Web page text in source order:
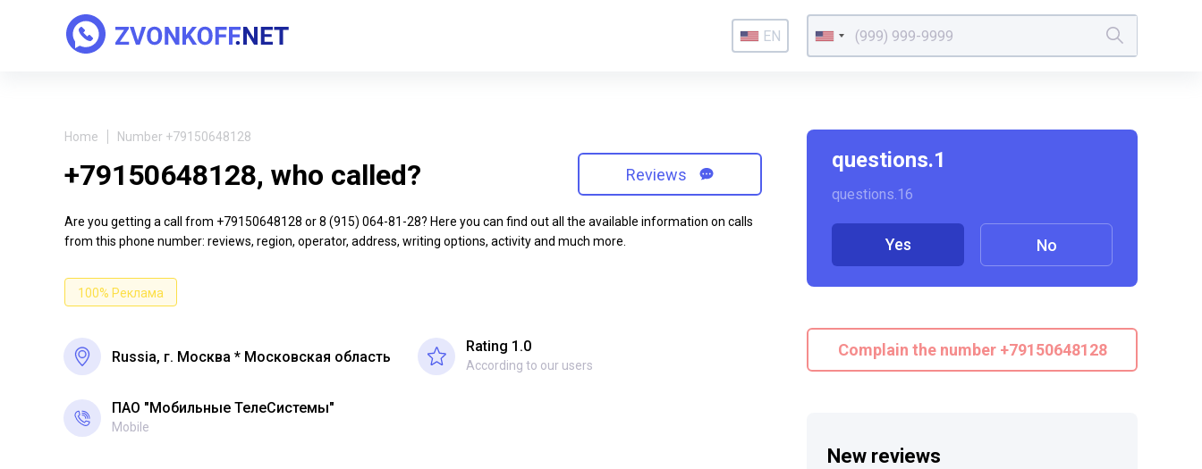
EN
Home Number +79150648128
+79150648128, who called? Reviews
Are you getting a call from +79150648128 or 8 (915) 064-81-28? Here you can find out all the available information on calls
from this phone number: reviews, region, operator, address, writing options, activity and much more.
100% Реклама
Russia, г. Москва * Московская область
Rating 1.0
According to our users
ПАО "Мобильные ТелеСистемы"
Mobile
questions.1
questions.16
Yes No
Complain the number +79150648128
New reviews